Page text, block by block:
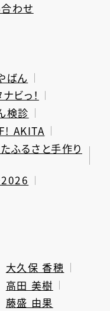
わせ
ばん
ビっ！
検診
AKITA
ふるさと手作り
大久保 香穂
高田 美樹
藤盛 由果